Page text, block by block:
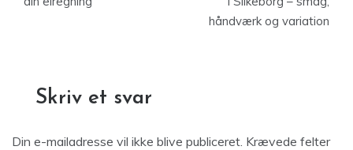
håndværk og variation
Skriv et svar
Din e-mailadresse vil ikke blive publiceret. Krævede felter